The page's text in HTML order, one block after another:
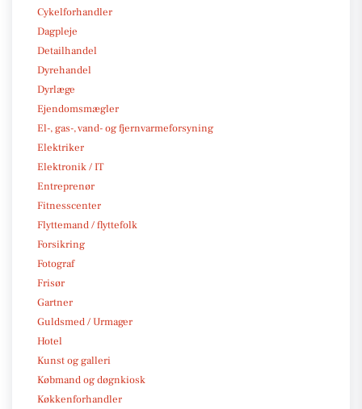
Cykelforhandler
Dagpleje
Detailhandel
Dyrehandel
Dyrlæge
Ejendomsmægler
El-, gas-, vand- og fjernvarmeforsyning
Elektriker
Elektronik / IT
Entreprenør
Fitnesscenter
Flyttemand / flyttefolk
Forsikring
Fotograf
Frisør
Gartner
Guldsmed / Urmager
Hotel
Kunst og galleri
Købmand og døgnkiosk
Køkkenforhandler